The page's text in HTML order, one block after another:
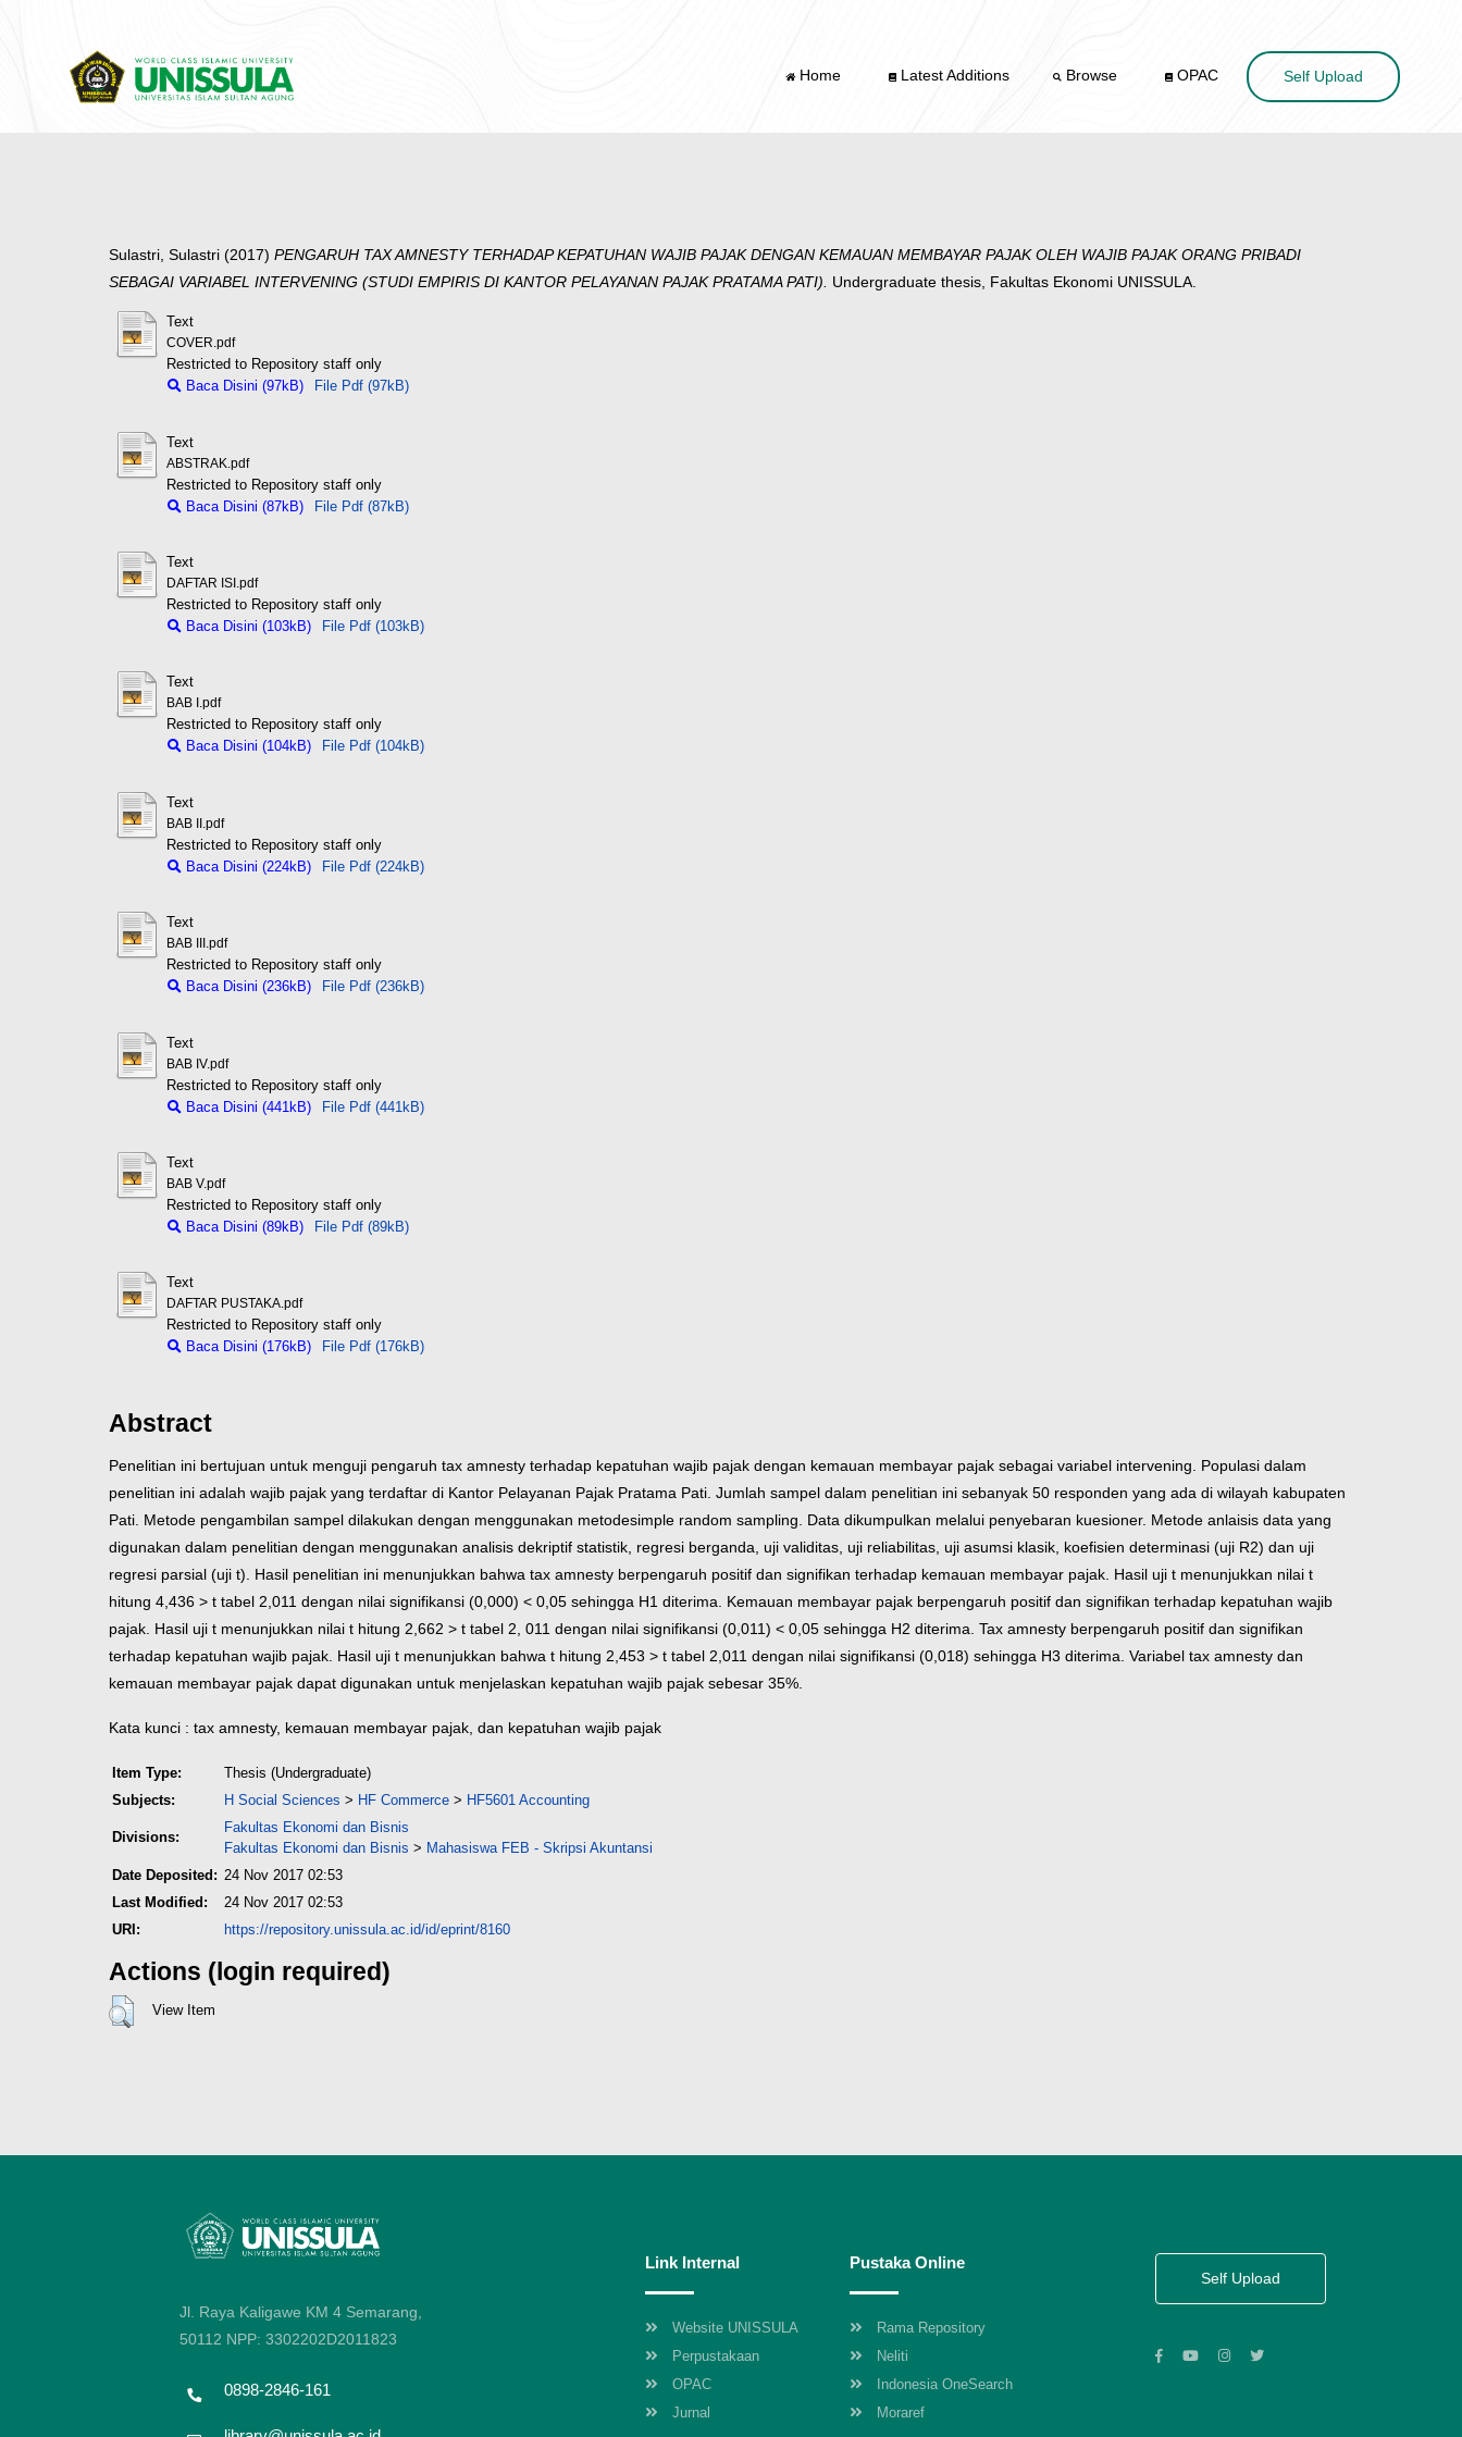
Home Latest Additions Browse OPAC Self Upload
Sulastri, Sulastri (2017) PENGARUH TAX AMNESTY TERHADAP KEPATUHAN WAJIB PAJAK DENGAN KEMAUAN MEMBAYAR PAJAK OLEH WAJIB PAJAK ORANG PRIBADI
SEBAGAI VARIABEL INTERVENING (STUDI EMPIRIS DI KANTOR PELAYANAN PAJAK PRATAMA PATI). Undergraduate thesis, Fakultas Ekonomi UNISSULA.
Text
COVER.pdf
Restricted to Repository staff only
Baca Disini (97kB)
File Pdf (97kB)
Text
ABSTRAK.pdf
Restricted to Repository staff only
Baca Disini (87kB)
File Pdf (87kB)
Text
DAFTAR ISI.pdf
Restricted to Repository staff only
Baca Disini (103kB)
File Pdf (103kB)
Text
BAB I.pdf
Restricted to Repository staff only
Baca Disini (104kB)
File Pdf (104kB)
Text
BAB II.pdf
Restricted to Repository staff only
Baca Disini (224kB)
File Pdf (224kB)
Text
BAB III.pdf
Restricted to Repository staff only
Baca Disini (236kB)
File Pdf (236kB)
Text
BAB IV.pdf
Restricted to Repository staff only
Baca Disini (441kB)
File Pdf (441kB)
Text
BAB V.pdf
Restricted to Repository staff only
Baca Disini (89kB)
File Pdf (89kB)
Text
DAFTAR PUSTAKA.pdf
Restricted to Repository staff only
Baca Disini (176kB)
File Pdf (176kB)
Abstract
Penelitian ini bertujuan untuk menguji pengaruh tax amnesty terhadap kepatuhan wajib pajak dengan kemauan membayar pajak sebagai variabel intervening.
Populasi dalam
penelitian ini adalah wajib pajak yang terdaftar di Kantor Pelayanan Pajak Pratama Pati. Jumlah sampel dalam penelitian ini sebanyak 50 responden yang ada di wilayah kabupaten
Pati. Metode pengambilan sampel dilakukan dengan menggunakan metodesimple random sampling. Data dikumpulkan melalui penyebaran kuesioner. Metode anlaisis data yang
digunakan dalam penelitian dengan menggunakan analisis dekriptif statistik, regresi berganda, uji validitas, uji reliabilitas, uji asumsi klasik, koefisien determinasi (uji R2) dan uji
regresi parsial (uji t).
Hasil penelitian ini menunjukkan bahwa tax amnesty berpengaruh positif dan signifikan terhadap kemauan membayar pajak. Hasil uji t menunjukkan nilai t
hitung 4,436 > t tabel 2,011 dengan nilai signifikansi (0,000) < 0,05 sehingga H1 diterima. Kemauan membayar pajak berpengaruh positif dan signifikan terhadap kepatuhan wajib
pajak. Hasil uji t menunjukkan nilai t hitung 2,662 > t tabel 2, 011 dengan nilai signifikansi (0,011) < 0,05 sehingga H2 diterima. Tax amnesty berpengaruh positif dan signifikan
terhadap kepatuhan wajib pajak. Hasil uji t menunjukkan bahwa t hitung 2,453 > t tabel 2,011 dengan nilai signifikansi (0,018) sehingga H3 diterima. Variabel tax amnesty dan
kemauan membayar pajak dapat digunakan untuk menjelaskan kepatuhan wajib pajak sebesar 35%.
Kata kunci : tax amnesty, kemauan membayar pajak, dan kepatuhan wajib pajak
Item Type:
Thesis (Undergraduate)
Subjects:
H Social Sciences > HF Commerce > HF5601 Accounting
Divisions:
Fakultas Ekonomi dan Bisnis
Fakultas Ekonomi dan Bisnis > Mahasiswa FEB - Skripsi Akuntansi
Date Deposited: 24 Nov 2017 02:53
Last Modified:
24 Nov 2017 02:53
URI:
https://repository.unissula.ac.id/id/eprint/8160
Actions (login required)
View Item
Jl. Raya Kaligawe KM 4 Semarang,
50112 NPP: 3302202D2011823
0898-2846-161
Link Internal
Website UNISSULA
Perpustakaan
OPAC
Jurnal
Pustaka Online
Rama Repository
Neliti
Indonesia OneSearch
Moraref
Self Upload